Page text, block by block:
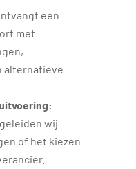
een
met
alternatieve
wij
of het kiezen